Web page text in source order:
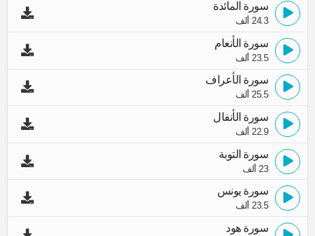
سورة المائدة
24.3 ألف
سورة الأنعام
23.5 ألف
سورة الأعراف
25.5 ألف
سورة الأنفال
22.9 ألف
سورة التوبة
23 ألف
سورة يونس
23.5 ألف
سورة هود